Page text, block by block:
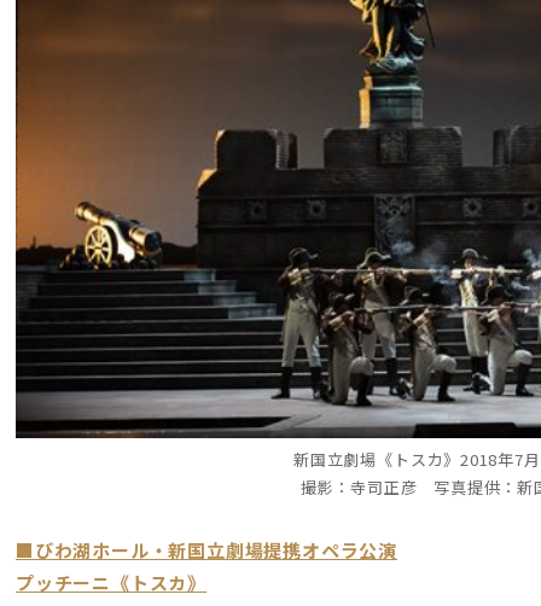
新国立劇場《トスカ》2018年7
撮影：寺司正彦 写真提供：新
■びわ湖ホール・新国立劇場提携オペラ公演
プッチーニ《トスカ》